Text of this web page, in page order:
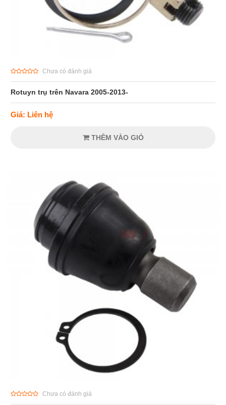
Chưa có đánh giá
Rotuyn trụ trên Navara 2005-2013-
Giá: Liên hệ
THÊM VÀO GIỎ
Chưa có đánh giá